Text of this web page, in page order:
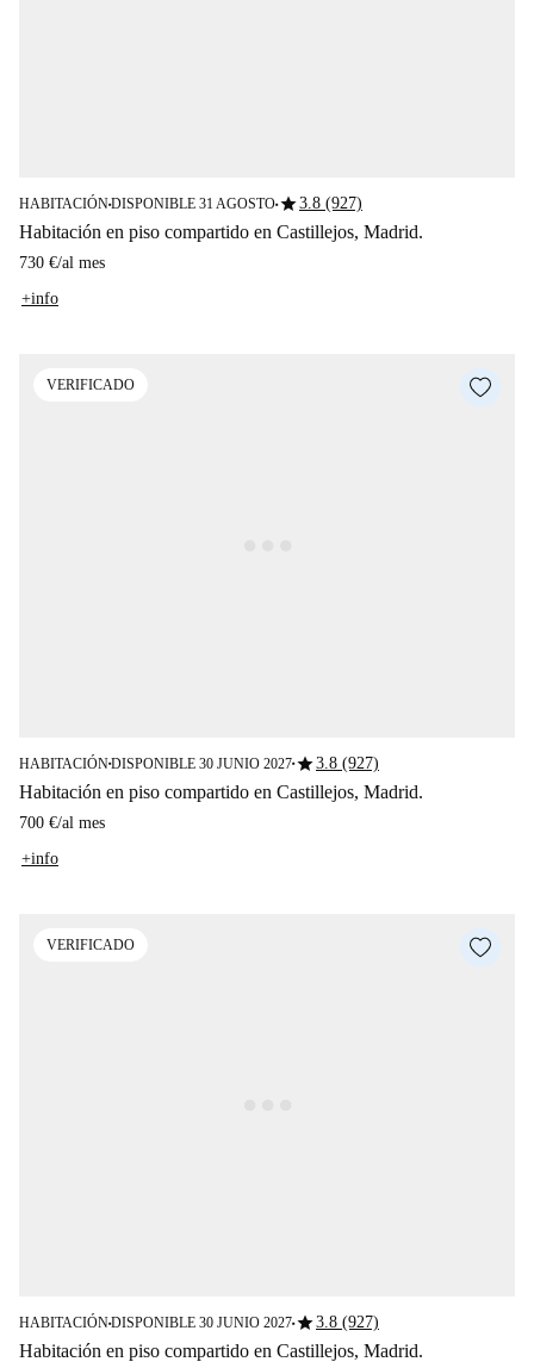
HABITACIÓN■DISPONIBLE 31 AGOSTO■star3.8 (927)
Habitación en piso compartido en Castillejos, Madrid.
730 €/al mes
+info
VERIFICADO
HABITACIÓN■DISPONIBLE 30 JUNIO 2027■star3.8 (927)
Habitación en piso compartido en Castillejos, Madrid.
700 €/al mes
+info
VERIFICADO
HABITACIÓN■DISPONIBLE 30 JUNIO 2027■star3.8 (927)
Habitación en piso compartido en Castillejos, Madrid.